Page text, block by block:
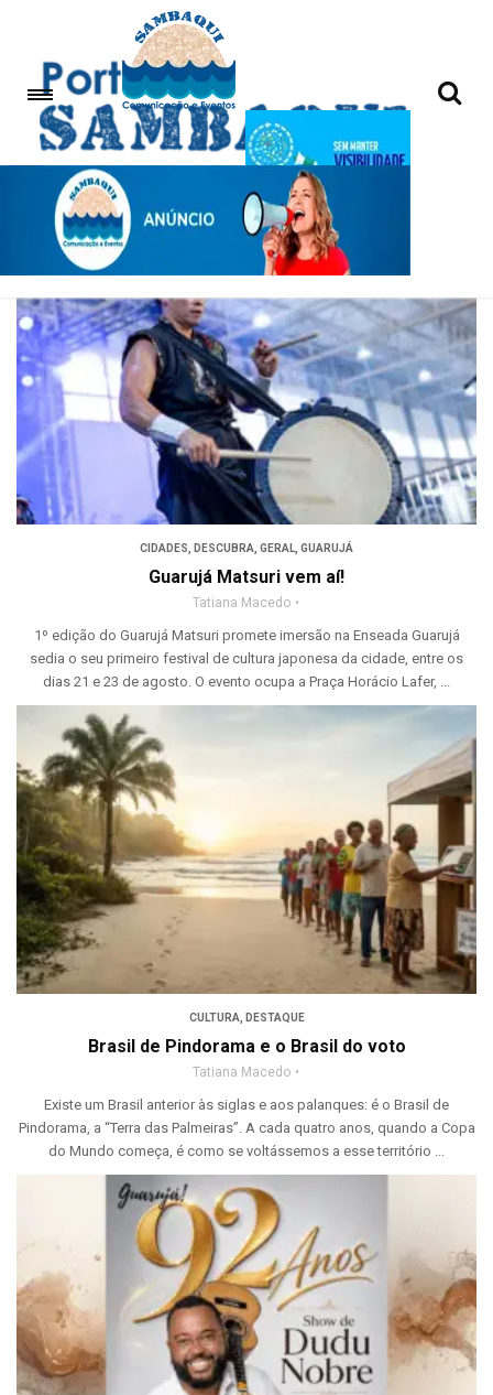
Descubra
CIDADES, DESCUBRA, GERAL, GUARUJÁ
Guarujá Matsuri vem aí!
Tatiana Macedo
1º edição do Guarujá Matsuri promete imersão na Enseada Guarujá
sedia o seu primeiro festival de cultura japonesa da cidade, entre os
dias 21 e 23 de agosto. O evento ocupa a Praça Horácio Lafer, ...
CULTURA DESTAQUE
Brasil de Pindorama e o Brasil do voto
Tatiana Macedo
Existe um Brasil anterior às siglas e aos palanques: é o Brasil de
Pindorama, a “Terra das Palmeiras”. A cada quatro anos, quando a Copa
do Mundo começa, é como se voltássemos a esse território ...